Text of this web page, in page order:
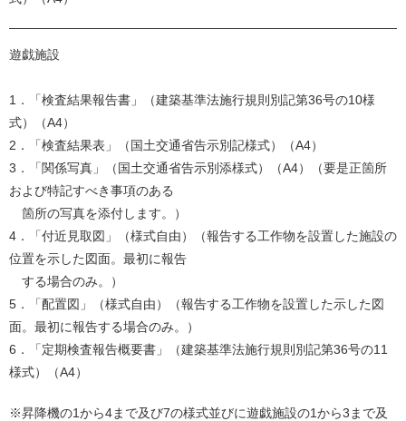
遊戯施設
1．「検査結果報告書」（建築基準法施行規則別記第36号の10様
式）（A4）
2．「検査結果表」（国土交通省告示別記様式）（A4）
3．「関係写真」（国土交通省告示別添様式）（A4）（要是正箇所
および特記すべき事項のある
箇所の写真を添付します。）
4．「付近見取図」（様式自由）（報告する工作物を設置した施設の
位置を示した図面。最初に報告
する場合のみ。）
5．「配置図」（様式自由）（報告する工作物を設置した示した図
面。最初に報告する場合のみ。）
6．「定期検査報告概要書」（建築基準法施行規則別記第36号の11
様式）（A4）
※昇降機の1から4まで及び7の様式並びに遊戯施設の1から3まで及